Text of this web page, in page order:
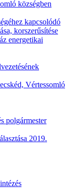
községben
kapcsolódó
korszerűsítése
energetikai
Vértessomló
polgármester
2019.